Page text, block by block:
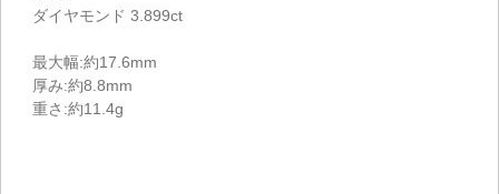
ダイヤモンド 3.899ct
最大幅:約17.6mm
厚み:約8.8mm
重さ:約11.4g